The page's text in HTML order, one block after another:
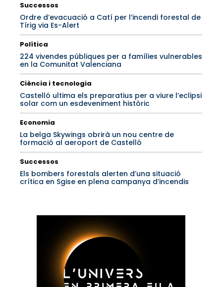
Successos
Ordre d’evacuació a Catí per l’incendi forestal de
Tírig via Es-Alert
Política
224 vivendes públiques per a famílies vulnerables
en la Comunitat Valenciana
Ciència i tecnologia
Castelló ultima els preparatius per a viure l’eclipsi
solar com un esdeveniment històric
Economia
La belga Skywings obrirà un nou centre de
formació al aeroport de Castelló
Successos
Els bombers forestals alerten d’una situació
crítica en Sgise en plena campanya d’incendis